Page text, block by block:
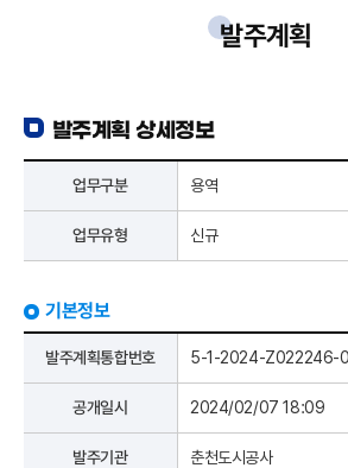
발주계획
발주계획 상세정보
업무구분 용역
업무유형 신규
기본정보
발주계획통합번호 5-1-2024-Z022246-
공개일시 2024/02/07 18:09
발주기관 춘천도시공사